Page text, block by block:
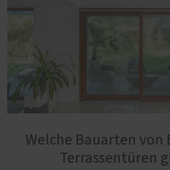
Welche Bauarten von
Terrassentüren